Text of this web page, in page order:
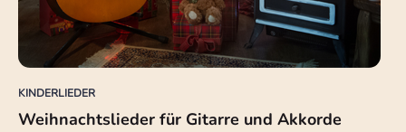
KINDERLIEDER
Weihnachtslieder für Gitarre und Akkorde